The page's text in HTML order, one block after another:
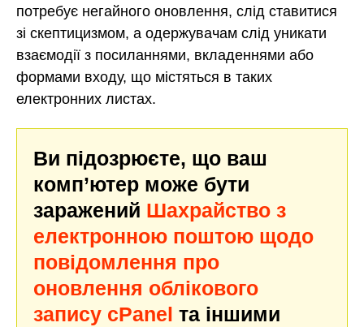
потребує негайного оновлення, слід ставитися
зі скептицизмом, а одержувачам слід уникати
взаємодії з посиланнями, вкладеннями або
формами входу, що містяться в таких
електронних листах.
Ви підозрюєте, що ваш
комп’ютер може бути
заражений Шахрайство з
електронною поштою щодо
повідомлення про
оновлення облікового
запису cPanel та іншими